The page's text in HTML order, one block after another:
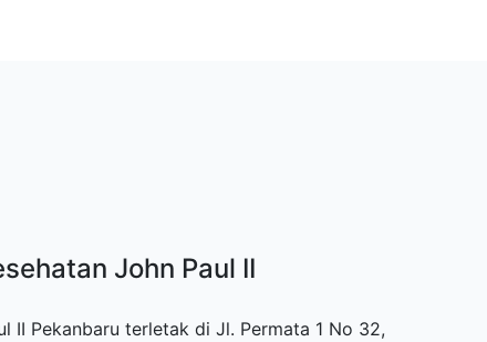
John Paul II
II Pekanbaru terletak di Jl. Permata 1 No 32,